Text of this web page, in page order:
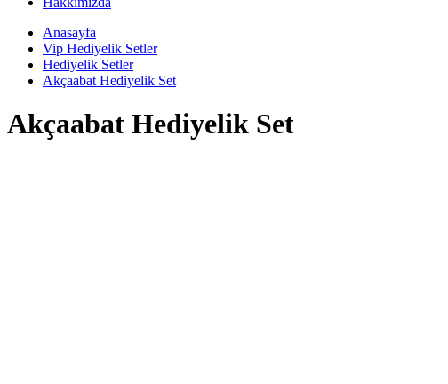
Anasayfa
Vip Hediyelik Setler
Hediyelik Setler
Akçaabat Hediyelik Set
Akçaabat Hediyelik Set